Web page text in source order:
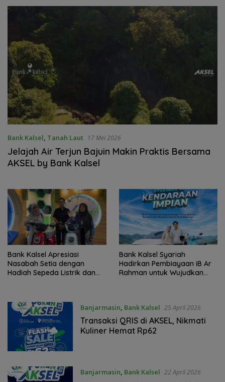
Bank Kalsel, Tanah Laut 17 Mei 2026
Jelajah Air Terjun Bajuin Makin Praktis Bersama
AKSEL by Bank Kalsel
Bank Kalsel Apresiasi
Nasabah Setia dengan
Hadiah Sepeda Listrik dan
Bank Kalsel Syariah
Hadirkan Pembiayaan iB Ar
Rahman untuk Wujudkan
Banjarmasin, Bank Kalsel 25 April 2026
Transaksi QRIS di AKSEL, Nikmati
Kuliner Hemat Rp62
Banjarmasin, Bank Kalsel 22 April 2026